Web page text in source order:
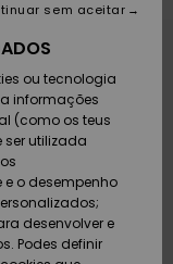
em
para a
palavras-chave ou
o que procuras.
ou tecnologia
informações
(como os teus
ser utilizada
o desempenho
desenvolver e
Podes definir
sem aceitar